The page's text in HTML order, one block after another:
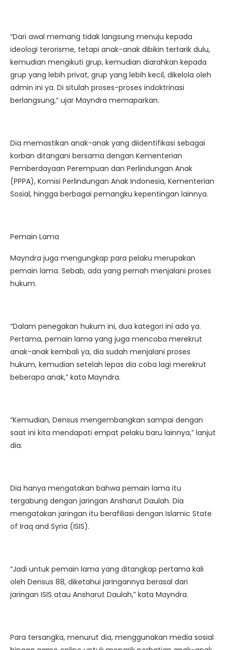
“Dari awal memang tidak langsung menuju kepada
ideologi terorisme, tetapi anak-anak dibikin tertarik dulu,
kemudian mengikuti grup, kemudian diarahkan kepada
grup yang lebih privat, grup yang lebih kecil, dikelola oleh
admin ini ya. Di situlah proses-proses indoktrinasi
berlangsung,” ujar Mayndra memaparkan.
Dia memastikan anak-anak yang diidentifikasi sebagai
korban ditangani bersama dengan Kementerian
Pemberdayaan Perempuan dan Perlindungan Anak
(PPPA), Komisi Perlindungan Anak Indonesia, Kementerian
Sosial, hingga berbagai pemangku kepentingan lainnya.
Pemain Lama
Mayndra juga mengungkap para pelaku merupakan
pemain lama. Sebab, ada yang pernah menjalani proses
hukum.
“Dalam penegakan hukum ini, dua kategori ini ada ya.
Pertama, pemain lama yang juga mencoba merekrut
anak-anak kembali ya, dia sudah menjalani proses
hukum, kemudian setelah lepas dia coba lagi merekrut
beberapa anak,” kata Mayndra.
“Kemudian, Densus mengembangkan sampai dengan
saat ini kita mendapati empat pelaku baru lainnya,” lanjut
dia.
Dia hanya mengatakan bahwa pemain lama itu
tergabung dengan jaringan Ansharut Daulah. Dia
mengatakan jaringan itu berafiliasi dengan Islamic State
of Iraq and Syria (ISIS).
“Jadi untuk pemain lama yang ditangkap pertama kali
oleh Densus 88, diketahui jaringannya berasal dari
jaringan ISIS atau Ansharut Daulah,” kata Mayndra.
Para tersangka, menurut dia, menggunakan media sosial